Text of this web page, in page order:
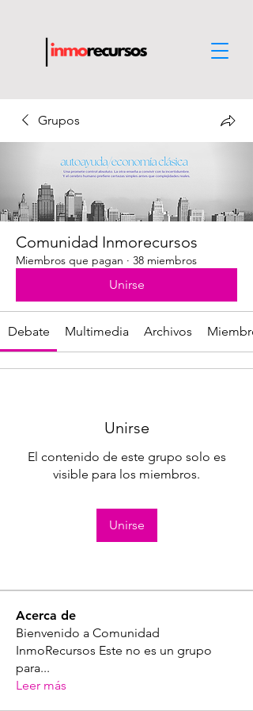
Grupos
Comunidad Inmorecursos
Miembros que pagan · 38 miembros
Unirse
Debate Multimedia Archivos
Unirse
El contenido de este grupo solo es
visible para los miembros.
Unirse
Acerca de
Bienvenido a Comunidad
InmoRecursos Este no es un grupo
para...
Leer más